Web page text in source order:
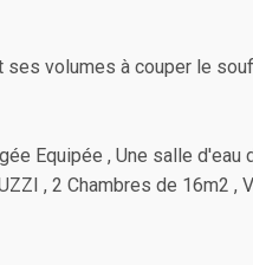
volumes à couper le
Equipée , Une salle d'eau
, 2 Chambres de 16m2 ,